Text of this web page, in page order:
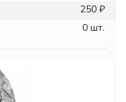
250 ₽
0 шт.